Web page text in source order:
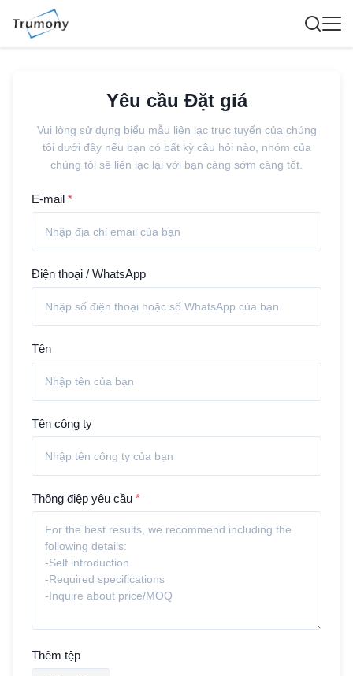
Yêu cầu Đặt giá
Vui lòng sử dụng biểu mẫu liên lạc trực tuyến của chúng
tôi dưới đây nếu bạn có bất kỳ câu hỏi nào, nhóm của
chúng tôi sẽ liên lạc lại với bạn càng sớm càng tốt.
E-mail *
Điện thoại / WhatsApp
Tên
Tên công ty
Thông điệp yêu cầu *
Thêm tệp